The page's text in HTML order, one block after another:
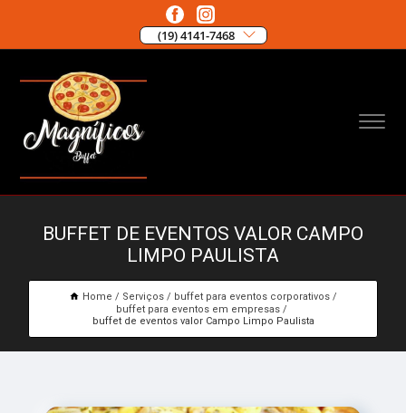
(19) 4141-7468
BUFFET DE EVENTOS VALOR CAMPO
LIMPO PAULISTA
Home Serviços
buffet para eventos corporativos
buffet para eventos em empresas
buffet de eventos valor Campo Limpo Paulista